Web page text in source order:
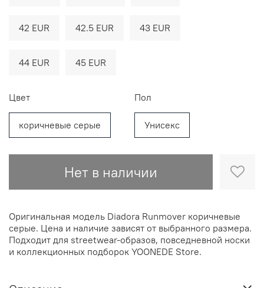
Нет в наличии
42 EUR 42.5 EUR 43 EUR
44 EUR 45 EUR
Цвет
коричневые серые
Пол
Унисекс
Оригинальная модель Diadora Runmover коричневые
серые. Цена и наличие зависят от выбранного размера.
Подходит для streetwear-образов, повседневной носки
и коллекционных подборок YOONEDE Store.